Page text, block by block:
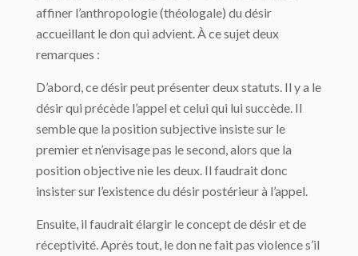
affiner l’anthropologie (théologale) du désir
accueillant le don qui advient. À ce sujet deux
remarques :
D’abord, ce désir peut présenter deux statuts. Il y a le
désir qui précède l’appel et celui qui lui succède. Il
semble que la position subjective insiste sur le
premier et n’envisage pas le second, alors que la
position objective nie les deux. Il faudrait donc
insister sur l’existence du désir postérieur à l’appel.
Ensuite, il faudrait élargir le concept de désir et de
réceptivité. Après tout, le don ne fait pas violence s’il